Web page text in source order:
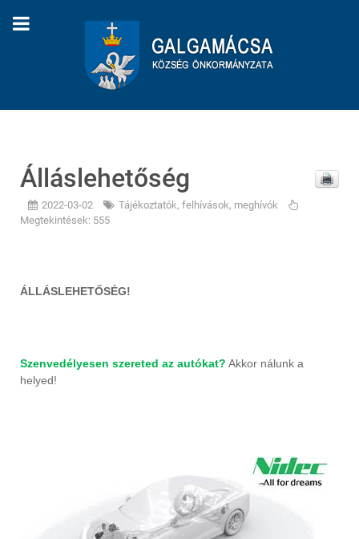
Álláslehetőség
2022-03-02
Tájékoztatók, felhívások, meghívók
Megtekintések: 555
ÁLLÁSLEHETŐSÉG!
Szenvedélyesen szereted az autókat? Akkor nálunk a
helyed!